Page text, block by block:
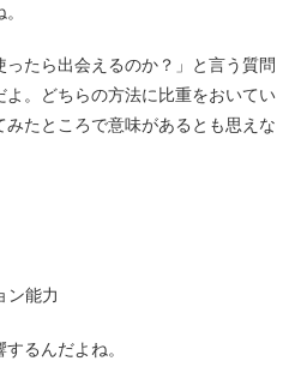
たら出会えるのか？」と言う質問
。どちらの方法に比重をおいてい
たところで意味があるとも思えな
ン能力
るんだよね。